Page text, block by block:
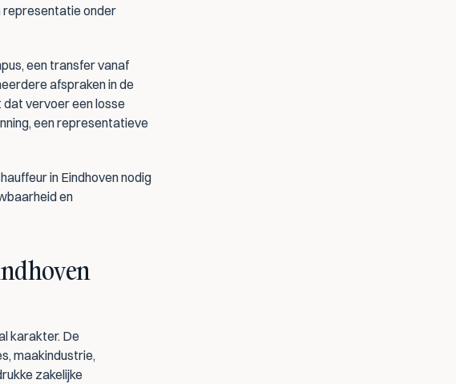
representatie onder
een transfer vanaf
afspraken in de
vervoer een losse
een representatieve
in Eindhoven nodig
en
karakter. De
maakindustrie,
zakelijke